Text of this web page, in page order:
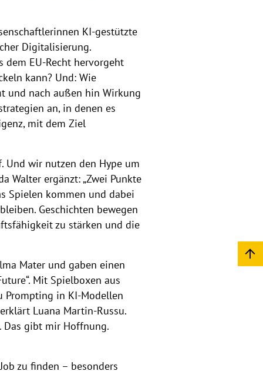
KI-gestützte
Digitalisierung.
dem EU-Recht hervorgeht
kann? Und: Wie
und nach außen hin Wirkung
an, in denen es
mit dem Ziel
Und wir nutzen den Hype um
Walter ergänzt: „Zwei Punkte
Spielen kommen und dabei
Geschichten bewegen
zu stärken und die
Mater und gaben einen
Mit Spielboxen aus
Prompting in KI-Modellen
Luana Martin-Russu.
Das gibt mir Hoffnung.
zu finden – besonders